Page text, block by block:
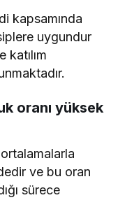
kapsamında
uygundur
oranı yüksek
ve bu oran
sürece